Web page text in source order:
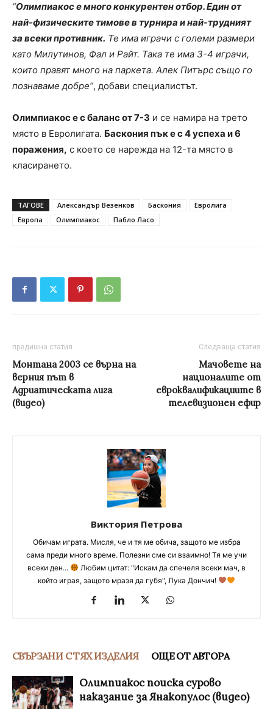
“Олимпиакос е много конкурентен отбор. Един от
най-физическите тимове в турнира и най-трудният
за всеки противник. Те има играчи с големи размери
като Милутинов, Фал и Райт. Така те има 3-4 играчи,
които правят много на паркета. Алек Питърс също го
познаваме добре”, добави специалистът.
Олимпиакос е с баланс от 7-3 и се намира на трето
място в Евролигата. Баскония пък е с 4 успеха и 6
поражения, с което се нарежда на 12-та място в
класирането.
ТАГОВЕ Александър Везенков Баскония
Евролига
Европа
Олимпиакос Пабло Ласо
предишна статия
Монтана 2003 се върна на
верния път в
Адриатическата лига
(видео)
Следваща статия
Мачовете на
националите от
евроквалификациите в
телевизионен ефир
Виктория Петрова
Обичам играта. Мисля, че и тя ме обича, защото ме избра
сама преди много време. Полезни сме си взаимно! Тя ме учи
всеки ден...
Любим цитат: "Искам да спечеля всеки мач, в
който играя, защото мразя да губя", Лука Дончич!
СВЪРЗАНИ С ТЯХ ИЗДЕЛИЯ ОЩЕ ОТ АВТОРА
Олимпиакос поиска сурово
наказание за Янакопулос (видео)